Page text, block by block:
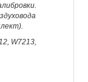
W7213,